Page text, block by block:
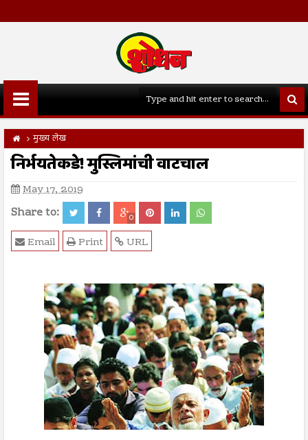
मुख्य लेख
निर्भयतेकडे! मुस्लिमांची वाटचाल
May 17, 2019
Share to: 0
URL
Print
Email